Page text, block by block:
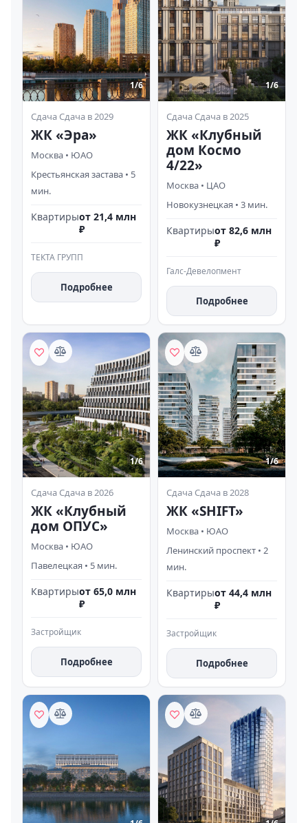
1/6
Сдача Сдача в 2029
ЖК «Эра»
Москва • ЮАО
Крестьянская застава • 5
мин.
Квартирыот 21,4 млн
₽
ТЕКТА ГРУПП
Подробнее
1/6
Сдача Сдача в 2025
ЖК «Клубный
дом Космо
4/22»
Москва • ЦАО
Новокузнецкая • 3 мин.
Квартирыот 82,6 млн
₽
Галс-Девелопмент
Подробнее
1/6
Сдача Сдача в 2026
ЖК «Клубный
дом ОПУС»
Москва • ЮАО
Павелецкая • 5 мин.
Квартирыот 65,0 млн
₽
Застройщик
Подробнее
1/6
Сдача Сдача в 2028
ЖК «SHIFT»
Москва • ЮАО
Ленинский проспект • 2
мин.
Квартирыот 44,4 млн
₽
Застройщик
Подробнее